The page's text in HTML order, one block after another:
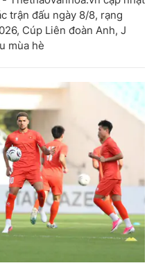
trận đấu ngày 8/8, rạng
Cúp Liên đoàn Anh, J
mùa hè